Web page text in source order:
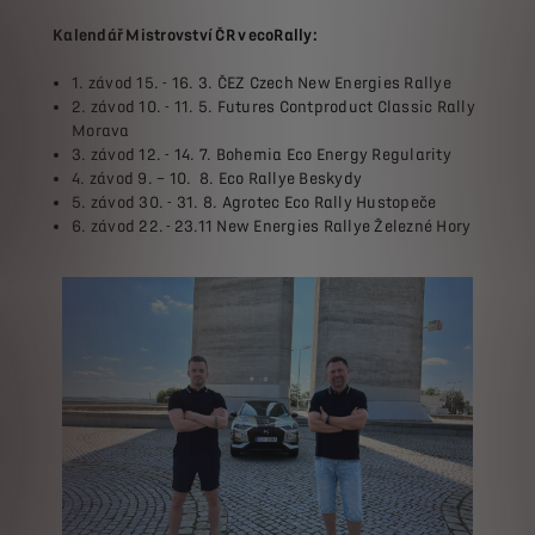
Kalendář Mistrovství ČR v ecoRally:
1. závod 15. - 16. 3. ČEZ Czech New Energies Rallye
2. závod 10. - 11. 5. Futures Contproduct Classic Rally
Morava
3. závod 12. - 14. 7. Bohemia Eco Energy Regularity
4. závod 9. – 10. 8. Eco Rallye Beskydy
5. závod 30. - 31. 8. Agrotec Eco Rally Hustopeče
6. závod 22. - 23.11 New Energies Rallye Železné Hory